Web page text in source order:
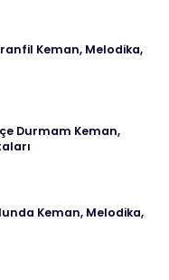
Keman, Melodika,
Durmam Keman,
Keman, Melodika,